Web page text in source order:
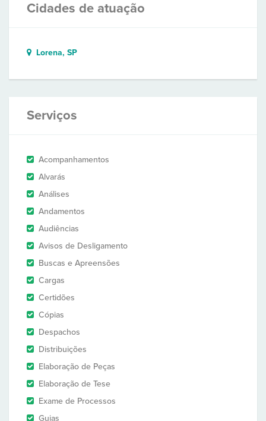
Cidades de atuação
Lorena, SP
Serviços
Acompanhamentos
Alvarás
Análises
Andamentos
Audiências
Avisos de Desligamento
Buscas e Apreensões
Cargas
Certidões
Cópias
Despachos
Distribuições
Elaboração de Peças
Elaboração de Tese
Exame de Processos
Guias